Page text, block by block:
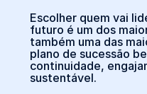
Escolher quem vai
futuro é um dos
também uma das
plano de sucessão
continuidade,
sustentável.